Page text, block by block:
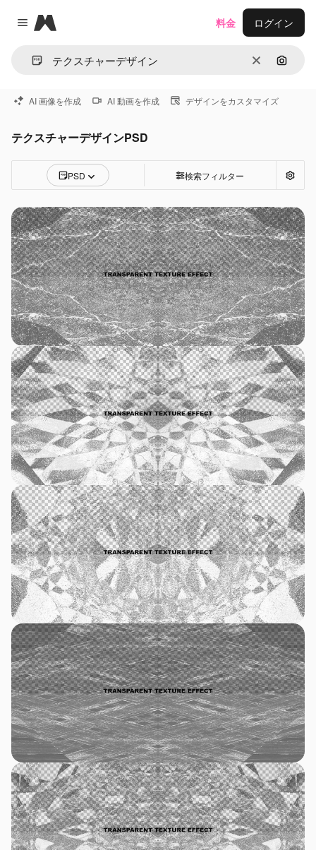
Close menu
Magnific
消去 画像で
料金 ログイン
AI 画像を作成 AI 動画を作成 デザインをカスタマイズ
テクスチャーデザインPSD
PSD 検索フィルター